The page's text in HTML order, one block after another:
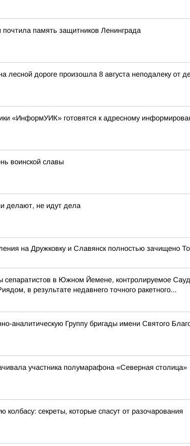
почтила память защитников Ленинграда
лесной дороге произошла 8 августа неподалеку от
«ИнформУИК» готовятся к адресному
воинской славы
делают, не идут дела
на Дружковку и Славянск полностью зачищено
сепаратистов в Южном Йемене, контролируемое
в результате недавнего точного ракетного...
аналитическую Группу бригады имени Святого
участника полумарафона «Северная столица»
колбасу: секреты, которые спасут от разочарования